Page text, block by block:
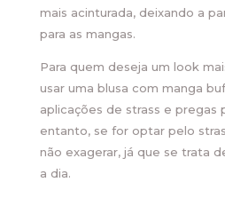
mais acinturada, deixando a
para as mangas.
Para quem deseja um look
usar uma blusa com manga
aplicações de strass e pregas
entanto, se for optar pelo
não exagerar, já que se trata
a dia.